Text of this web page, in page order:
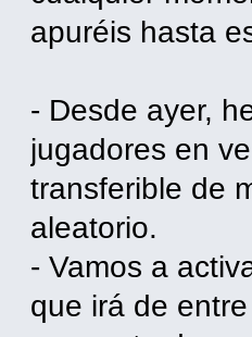
apuréis hasta
- Desde ayer,
jugadores en
transferible de
aleatorio.
- Vamos a
que irá de